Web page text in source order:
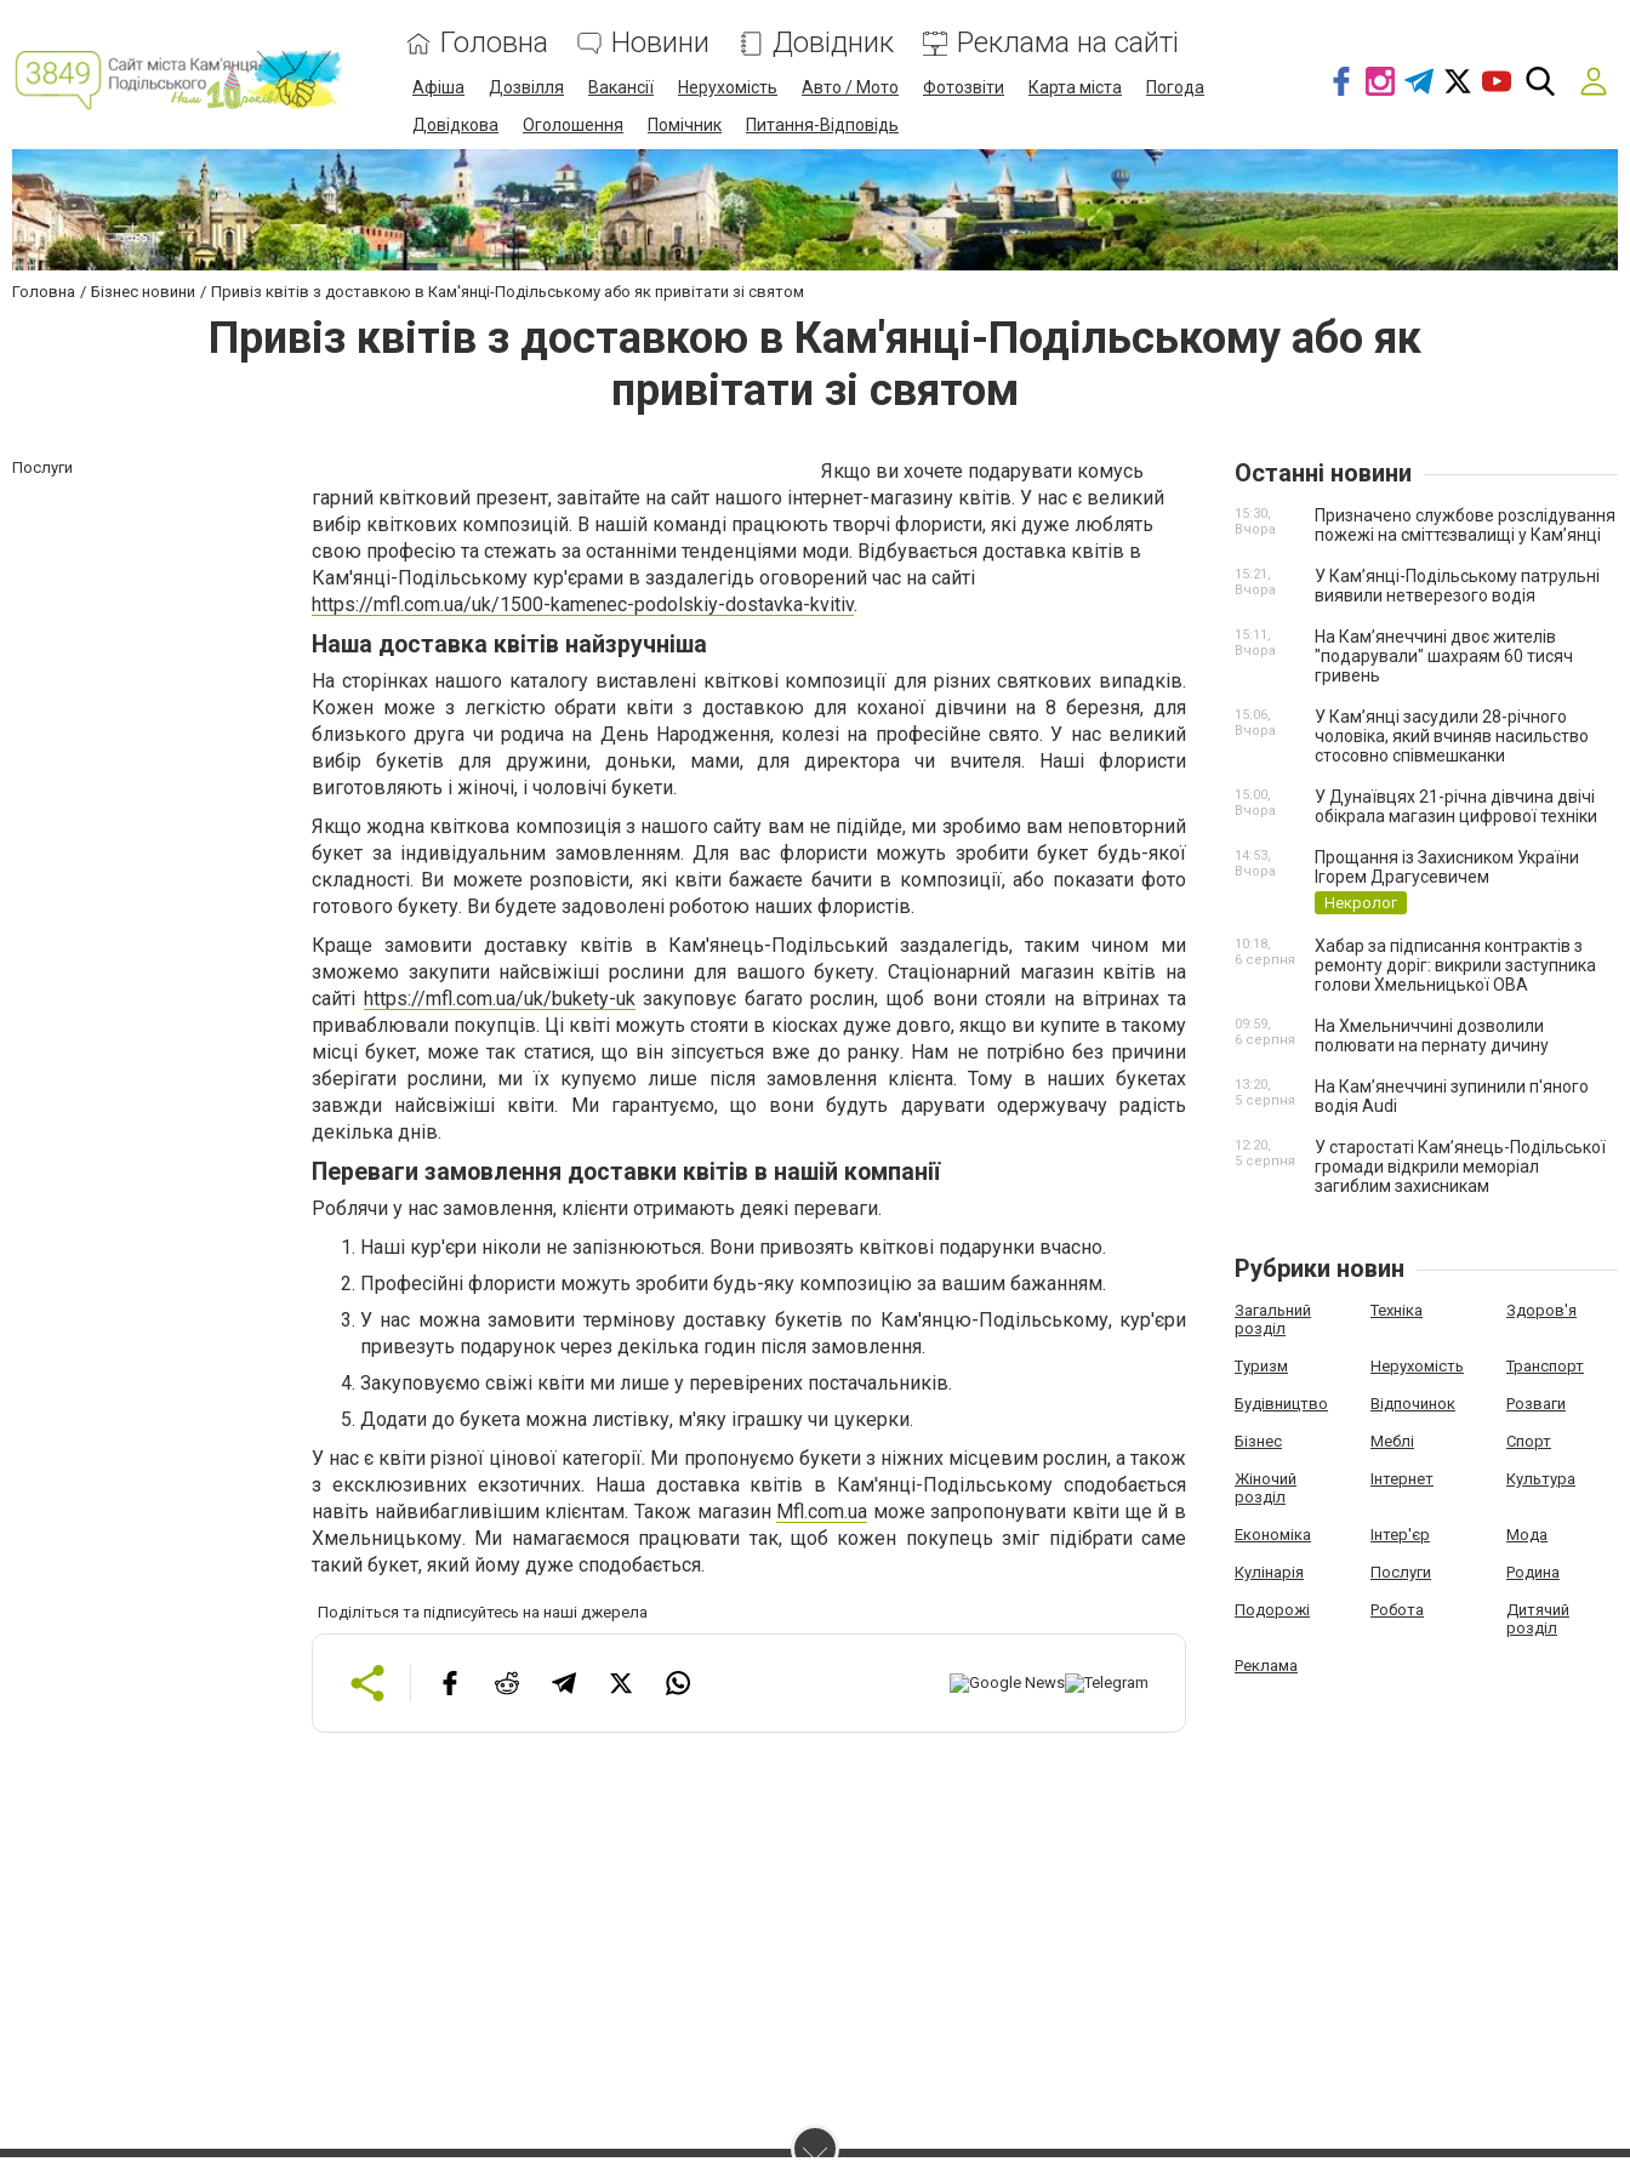
Головна Новини Довідник Реклама на сайті
Афіша Дозвілля Вакансії Нерухомість Авто / Мото Фотозвіти Карта міста
Погода
Довідкова
Оголошення Помічник Питання-Відповідь
Головна Бізнес новини Привіз квітів з доставкою в Кам'янці-Подільському або як привітати зі святом
Привіз квітів з доставкою в Кам'янці-Подільському або як
привітати зі святом
Послуги
Якщо ви хочете подарувати комусь
гарний квітковий презент, завітайте на сайт нашого інтернет-магазину квітів. У нас є великий
вибір квіткових композицій. В нашій команді працюють творчі флористи, які дуже люблять
свою професію та стежать за останніми тенденціями моди. Відбувається доставка квітів в
Кам'янці-Подільському кур'єрами в заздалегідь оговорений час на сайті
https://mfl.com.ua/uk/1500-kamenec-podolskiy-dostavka-kvitiv.
Наша доставка квітів найзручніша
На сторінках нашого каталогу виставлені квіткові композиції для різних святкових випадків.
Кожен може з легкістю обрати квіти з доставкою для коханої дівчини на 8 березня, для
близького друга чи родича на День Народження, колезі на професійне свято. У нас великий
вибір букетів для дружини, доньки, мами, для директора чи вчителя. Наші флористи
виготовляють і жіночі, і чоловічі букети.
Якщо жодна квіткова композиція з нашого сайту вам не підійде, ми зробимо вам неповторний
букет за індивідуальним замовленням. Для вас флористи можуть зробити букет будь-якої
складності. Ви можете розповісти, які квіти бажаєте бачити в композиції, або показати фото
готового букету. Ви будете задоволені роботою наших флористів.
Краще замовити доставку квітів в Кам'янець-Подільський заздалегідь, таким чином ми
зможемо закупити найсвіжіші рослини для вашого букету. Стаціонарний магазин квітів на
сайті https://mfl.com.ua/uk/bukety-ukзакуповує багато рослин, щоб вони стояли на вітринах та
приваблювали покупців. Ці квіті можуть стояти в кіосках дуже довго, якщо ви купите в такому
місці букет, може так статися, що він зіпсується вже до ранку. Нам не потрібно без причини
зберігати рослини, ми їх купуємо лише після замовлення клієнта. Тому в наших букетах
завжди найсвіжіші квіти. Ми гарантуємо, що вони будуть дарувати одержувачу радість
декілька днів.
Переваги замовлення доставки квітів в нашій компанії
Роблячи у нас замовлення, клієнти отримають деякі переваги.
Наші кур'єри ніколи не запізнюються. Вони привозять квіткові подарунки вчасно.
Професійні флористи можуть зробити будь-яку композицію за вашим бажанням.
У нас можна замовити термінову доставку букетів по Кам'янцю-Подільському, кур'єри
привезуть подарунок через декілька годин після замовлення.
Закуповуємо свіжі квіти ми лише у перевірених постачальників.
Додати до букета можна листівку, м'яку іграшку чи цукерки.
У нас є квіти різної цінової категорії. Ми пропонуємо букети з ніжних місцевим рослин, а також
з ексклюзивних екзотичних. Наша доставка квітів в Кам'янці-Подільському сподобається
навіть найвибагливішим клієнтам. Також магазин Mfl.com.ua може запропонувати квіти ще й в
Хмельницькому. Ми намагаємося працювати так, щоб кожен покупець зміг підібрати саме
такий букет, який йому дуже сподобається.
Поділіться та підписуйтесь на наші джерела
Останні новини
Призначено службове розслідування
пожежі на сміттєзвалищі у Кам’янці
15:30,
Вчора
У Кам’янці-Подільському патрульні
виявили нетверезого водія
15:21,
Вчора
На Камʼянеччині двоє жителів
"подарували" шахраям 60 тисяч
гривень
15:11,
Вчора
У Камʼянці засудили 28-річного
чоловіка, який вчиняв насильство
стосовно співмешканки
15:06,
Вчора
У Дунаївцях 21-річна дівчина двічі
обікрала магазин цифрової техніки
15:00,
Вчора
Прощання із Захисником України
Ігорем Драгусевичем
Некролог
14:53,
Вчора
Хабар за підписання контрактів з
ремонту доріг: викрили заступника
голови Хмельницької ОВА
10:18,
6 серпня
На Хмельниччині дозволили
полювати на пернату дичину
09:59,
6 серпня
На Камʼянеччині зупинили п'яного
водія Audi
13:20,
5 серпня
У старостаті Кам’янець-Подільської
громади відкрили меморіал
загиблим захисникам
12:20,
5 серпня
Рубрики новин
Загальний
розділ
Техніка Здоров'я
Туризм Нерухомість Транспорт
Будівництво Відпочинок Розваги
Бізнес Меблі Спорт
Жіночий
розділ
Інтернет Культура
Економіка Інтер'єр Мода
Кулінарія Послуги Родина
Подорожі Робота
Дитячий
розділ
Реклама